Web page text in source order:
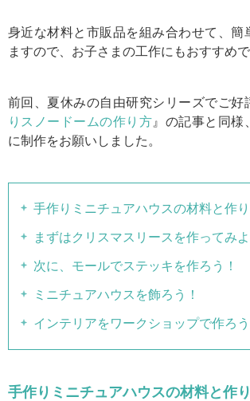
身近な材料と市販品を組み合わせて、簡
ますので、お子さまの工作にもおすすめで
前回、夏休みの自由研究シリーズでご好
りスノードームの作り方 』の記事と同様
に制作をお願いしました。
手作りミニチュアハウスの材料と作
まずはクリスマスリースを作ってみよ
次に、モールでステッキを作ろう！
ミニチュアハウスを飾ろう！
インテリアをワークショップで作ろう
手作りミニチュアハウスの材料と作